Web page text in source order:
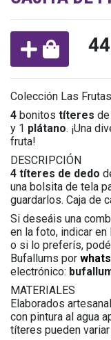
Colección Las Frutas
4 bonitos títeres
y 1 plátano. ¡Una
fruta!
DESCRIPCIÓN
4 títeres de dedo
una bolsita de tela
guardarlos. Caja de
Si deseáis una
en la foto, indicar
o si lo preferís,
Bufallums por
electrónico:
MATERIALES
Elaborados
con pintura al agua
títeres pueden